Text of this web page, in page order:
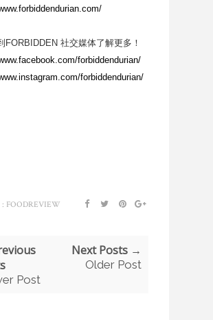
FORBIDDEN 社交媒体了解更多！
forbiddendurian/
forbiddendurian/
: FOODREVIEW
Post
Next Posts →
Older Post